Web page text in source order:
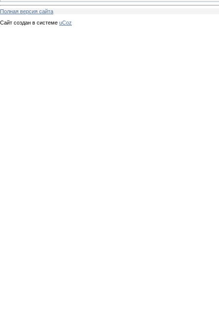
Полная версия сайта
Сайт создан в системе uCoz